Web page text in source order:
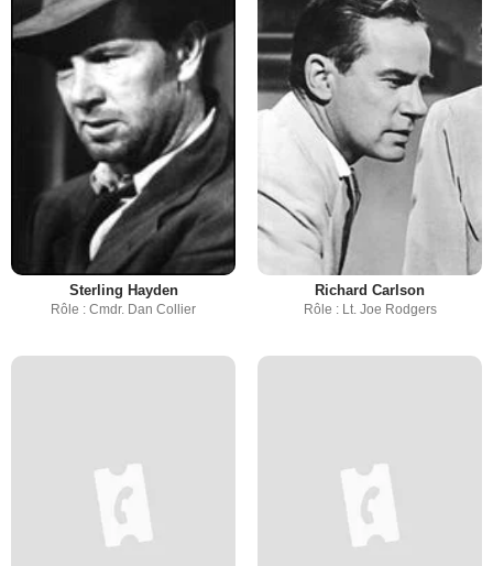
Sterling Hayden
Rôle : Cmdr. Dan Collier
Richard Carlson
Rôle : Lt. Joe Rodgers